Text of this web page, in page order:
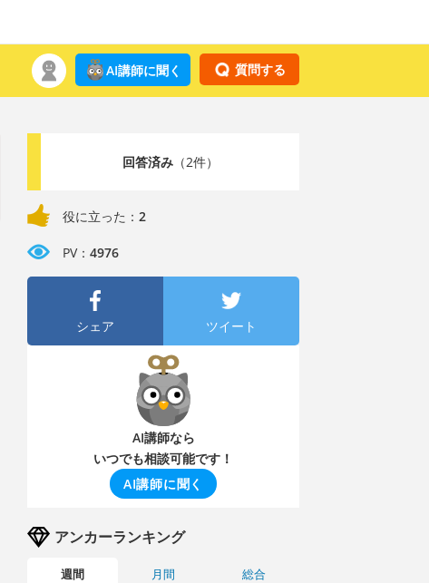
質問する
AI講師に聞く
回答済み（2件）
役に立った： 2
PV： 4976
シェア ツイート
AI講師なら
いつでも相談可能です！
AI講師に聞く
アンカーランキング
週間 月間 総合